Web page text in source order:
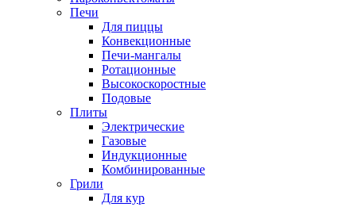
Печи
Для пиццы
Конвекционные
Печи-мангалы
Ротационные
Высокоскоростные
Подовые
Плиты
Электрические
Газовые
Индукционные
Комбинированные
Грили
Для кур